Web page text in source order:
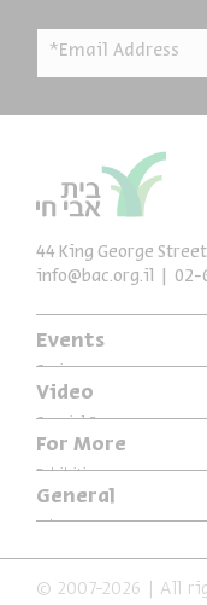
*Email Address
Events
Series
Past Programs
Video
Special Programs
Music
For More
Exhibitions
Articles
General
Accessibility Declaration
Terms of Usage & Privacy
44 King George
info@bac.org.il
02-
© 2007-2026 | All